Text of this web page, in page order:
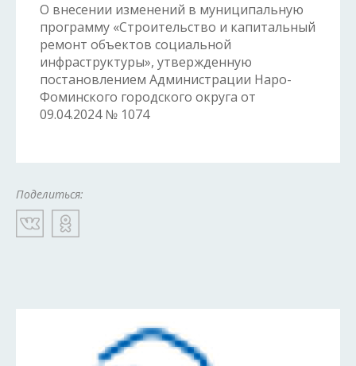
О внесении изменений в муниципальную
программу «Строительство и капитальный
ремонт объектов социальной
инфраструктуры», утвержденную
постановлением Администрации Наро-
Фоминского городского округа от
09.04.2024 № 1074
Поделиться: